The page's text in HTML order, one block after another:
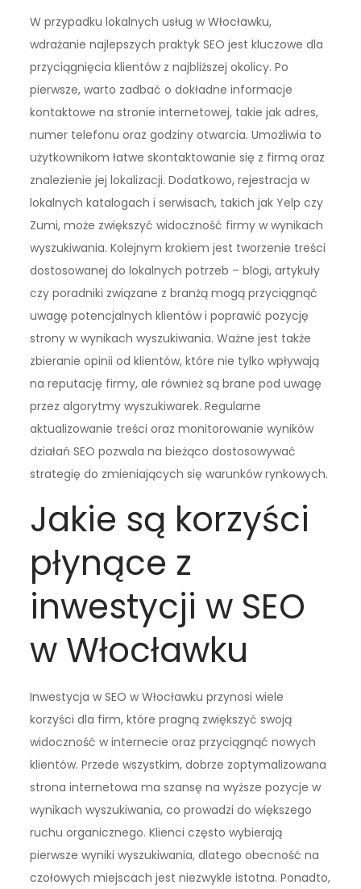
W przypadku lokalnych usług w Włocławku,
wdrażanie najlepszych praktyk SEO jest kluczowe dla
przyciągnięcia klientów z najbliższej okolicy. Po
pierwsze, warto zadbać o dokładne informacje
kontaktowe na stronie internetowej, takie jak adres,
numer telefonu oraz godziny otwarcia. Umożliwia to
użytkownikom łatwe skontaktowanie się z firmą oraz
znalezienie jej lokalizacji. Dodatkowo, rejestracja w
lokalnych katalogach i serwisach, takich jak Yelp czy
Zumi, może zwiększyć widoczność firmy w wynikach
wyszukiwania. Kolejnym krokiem jest tworzenie treści
dostosowanej do lokalnych potrzeb – blogi, artykuły
czy poradniki związane z branżą mogą przyciągnąć
uwagę potencjalnych klientów i poprawić pozycję
strony w wynikach wyszukiwania. Ważne jest także
zbieranie opinii od klientów, które nie tylko wpływają
na reputację firmy, ale również są brane pod uwagę
przez algorytmy wyszukiwarek. Regularne
aktualizowanie treści oraz monitorowanie wyników
działań SEO pozwala na bieżąco dostosowywać
strategię do zmieniających się warunków rynkowych.
Jakie są korzyści
płynące z
inwestycji w SEO
w Włocławku
Inwestycja w SEO w Włocławku przynosi wiele
korzyści dla firm, które pragną zwiększyć swoją
widoczność w internecie oraz przyciągnąć nowych
klientów. Przede wszystkim, dobrze zoptymalizowana
strona internetowa ma szansę na wyższe pozycje w
wynikach wyszukiwania, co prowadzi do większego
ruchu organicznego. Klienci często wybierają
pierwsze wyniki wyszukiwania, dlatego obecność na
czołowych miejscach jest niezwykle istotna. Ponadto,